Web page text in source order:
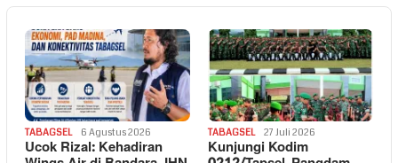
TABAGSEL 6 Agustus 2026
Ucok Rizal: Kehadiran
TABAGSEL 27 Juli 2026
Kunjungi Kodim